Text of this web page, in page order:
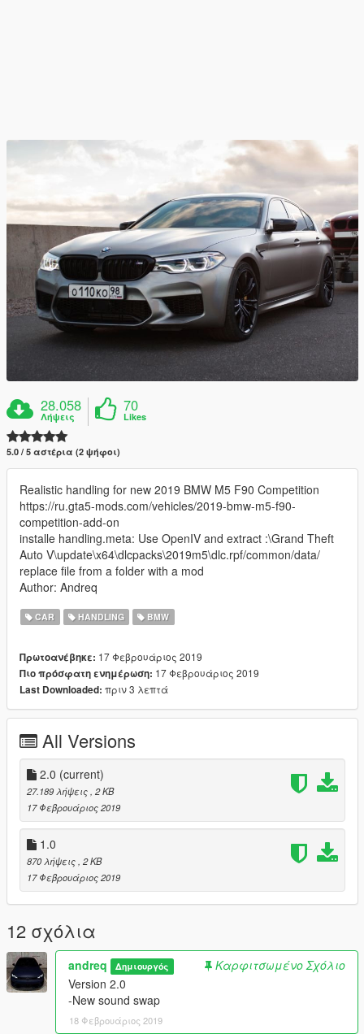
28.058
Λήψεις
70
Likes
5.0 / 5 αστέρια (2 ψήφοι)
Realistic handling for new 2019 BMW M5 F90 Competition
https://ru.gta5-mods.com/vehicles/2019-bmw-m5-f90-
competition-add-on
installe handling.meta: Use OpenIV and extract :\Grand Theft
Auto V\update\x64\dlcpacks\2019m5\dlc.rpf/common/data/
replace file from a folder with a mod
Author: Andreq
CAR HANDLING BMW
Πρωτοανέβηκε: 17 Φεβρουάριος 2019
Πιο πρόσφατη ενημέρωση: 17 Φεβρουάριος 2019
Last Downloaded: πριν 3 λεπτά
All Versions
2.0 (current)
27.189 λήψεις , 2 KB
17 Φεβρουάριος 2019
1.0
870 λήψεις , 2 KB
17 Φεβρουάριος 2019
12 σχόλια
andreq Δημιουργός
Καρφιτσωμένο Σχόλιο
Version 2.0
-New sound swap
18 Φεβρουάριος 2019